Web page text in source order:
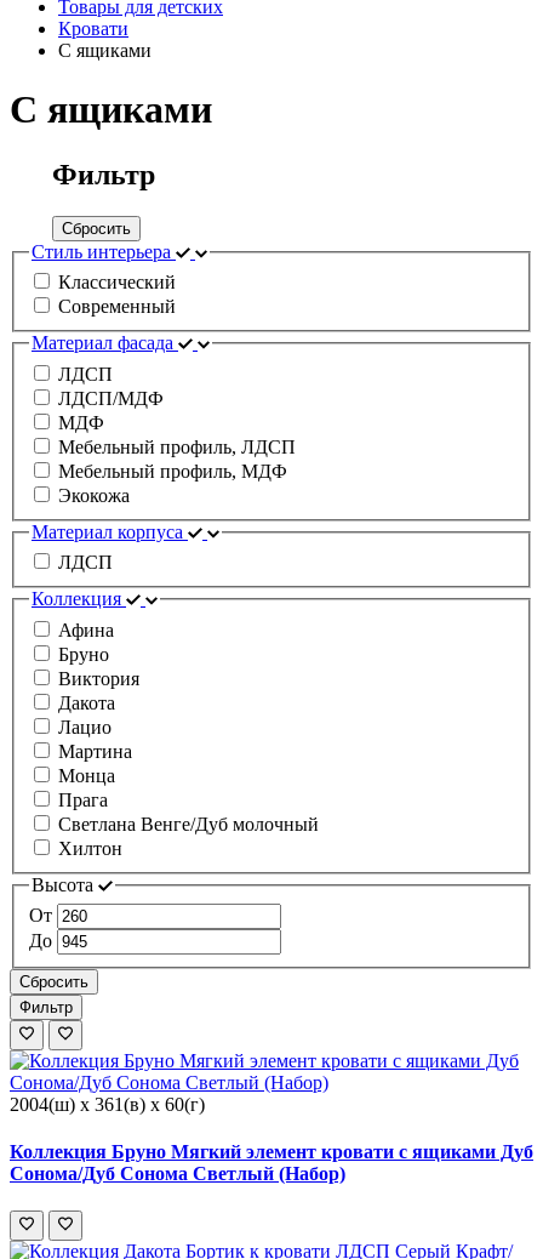
Товары для детских
Кровати
С ящиками
С ящиками
Фильтр
Сбросить
Стиль интерьера
Классический
Современный
Материал фасада
ЛДСП
ЛДСП/МДФ
МДФ
Мебельный профиль, ЛДСП
Мебельный профиль, МДФ
Экокожа
Материал корпуса
ЛДСП
Коллекция
Афина
Бруно
Виктория
Дакота
Лацио
Мартина
Монца
Прага
Светлана Венге/Дуб молочный
Хилтон
Высота
От
До
Сбросить
Фильтр
2004(ш) x 361(в) x 60(г)
Коллекция Бруно Мягкий элемент кровати с ящиками Дуб
Сонома/Дуб Сонома Светлый (Набор)